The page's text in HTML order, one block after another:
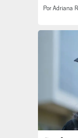
PorAdriana